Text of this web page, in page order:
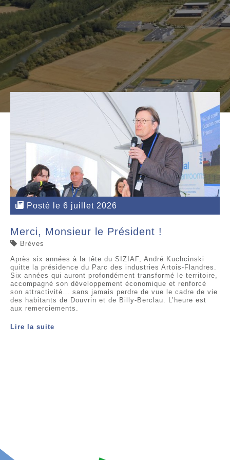
Posté le 6 juillet 2026
Merci, Monsieur le Président !
Brèves
Après six années à la tête du SIZIAF, André Kuchcinski
quitte la présidence du Parc des industries Artois-Flandres.
Six années qui auront profondément transformé le territoire,
accompagné son développement économique et renforcé
son attractivité… sans jamais perdre de vue le cadre de vie
des habitants de Douvrin et de Billy-Berclau. L’heure est
aux remerciements.
Lire la suite